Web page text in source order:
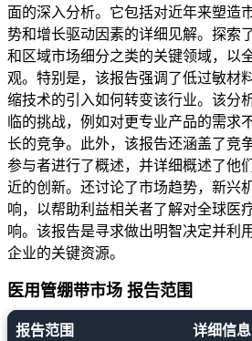
面的深入分析。它包括对近年来塑造
势和增长驱动因素的详细见解。探索
和区域市场细分之类的关键领域，以
观。特别是，该报告强调了低过敏材
缩技术的引入如何转变该行业。该分
临的挑战，例如对更专业产品的需求
长的竞争。此外，该报告还涵盖了竞
参与者进行了概述，并详细概述了他
近的创新。还讨论了市场趋势，新兴
响，以帮助利益相关者了解对全球医
响。该报告是寻求做出明智决定并利
企业的关键资源。
医用管绷带市场 报告范围
报告范围 详细信息